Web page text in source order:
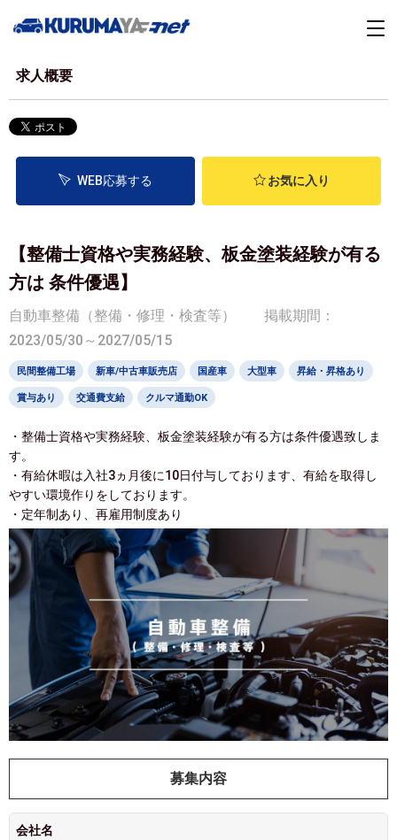
求人概要
WEB応募する お気に入り
【整備士資格や実務経験、板金塗装経験が有る
方は 条件優遇】
自動車整備（整備・修理・検査等）
掲載期間：
2023/05/30～2027/05/15
民間整備工場 新車/中古車販売店 国産車 大型車 昇給・昇格あり
賞与あり 交通費支給 クルマ通勤OK
・整備士資格や実務経験、板金塗装経験が有る方は条件優遇致しま
す。
・有給休暇は入社3ヵ月後に10日付与しております、有給を取得し
やすい環境作りをしております。
・定年制あり、再雇用制度あり
募集内容
会社名